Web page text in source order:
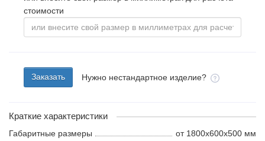
стоимости
Заказать Нужно нестандартное изделие?
Краткие характеристики
Габаритные размеры
от 1800x600x500 мм